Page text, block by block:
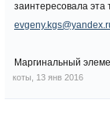
заинтересовала
Маргинальный
коты 13 янв 2016